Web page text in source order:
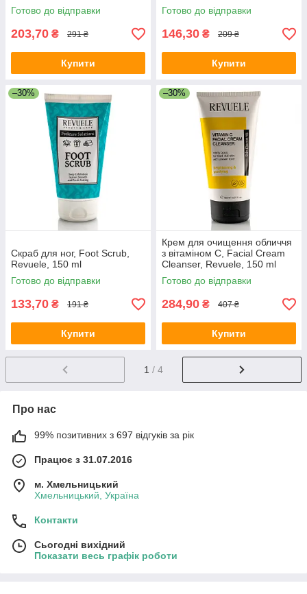
Готово до відправки
203,70 ₴ 291 ₴
Купити
Готово до відправки
146,30 ₴ 209 ₴
Купити
–30%
Скраб для ног, Foot Scrub,
Revuele, 150 ml
Готово до відправки
133,70 ₴ 191 ₴
Купити
–30%
Крем для очищення обличчя
з вітаміном С, Facial Cream
Cleanser, Revuele, 150 ml
Готово до відправки
284,90 ₴ 407 ₴
Купити
1 / 4
Про нас
99% позитивних з 697 відгуків за рік
Працює з 31.07.2016
м. Хмельницький
Хмельницький, Україна
Контакти
Сьогодні вихідний
Показати весь графік роботи